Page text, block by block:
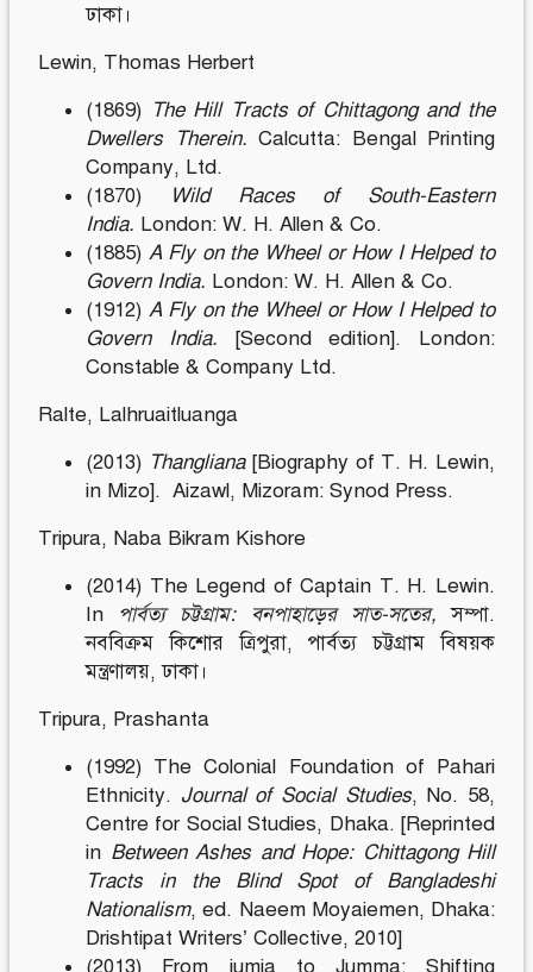
ঢাকা।
Lewin, Thomas Herbert
(1869) The Hill Tracts of Chittagong and the
Dwellers Therein. Calcutta: Bengal Printing
Company, Ltd.
(1870)
Wild Races of South-Eastern
India. London: W. H. Allen & Co.
(1885) A Fly on the Wheel or How I Helped to
Govern India. London: W. H. Allen & Co.
(1912) A Fly on the Wheel or How I Helped to
Govern India. [Second edition]. London:
Constable & Company Ltd.
Ralte, Lalhruaitluanga
(2013) Thangliana[Biography of T. H. Lewin,
in Mizo]. Aizawl, Mizoram: Synod Press.
Tripura, Naba Bikram Kishore
(2014) The Legend of Captain T. H. Lewin.
In পার্বত্য চট্টগ্রাম:বনপাহাড়ের সাত-সতের, সম্পা.
নববিক্রম কিশোর ত্রিপুরা, পার্বত্য চট্টগ্রাম বিষয়ক
মন্ত্রণালয়, ঢাকা।
Tripura, Prashanta
(1992) The Colonial Foundation of Pahari
Ethnicity. Journal of Social Studies, No. 58,
Centre for Social Studies, Dhaka. [Reprinted
in Between Ashes and Hope: Chittagong Hill
Tracts in the Blind Spot of Bangladeshi
Nationalism, ed. Naeem Moyaiemen, Dhaka:
Drishtipat Writers’ Collective, 2010]
(2013) From jumia to Jumma: Shifting